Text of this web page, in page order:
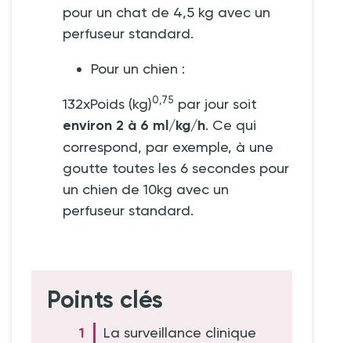
pour un chat de 4,5 kg avec un
perfuseur standard.
Pour un chien :
132xPoids (kg)0,75 par jour soit
environ 2 à 6 ml/kg/h. Ce qui
correspond, par exemple, à une
goutte toutes les 6 secondes pour
un chien de 10kg avec un
perfuseur standard.
Points clés
La surveillance clinique